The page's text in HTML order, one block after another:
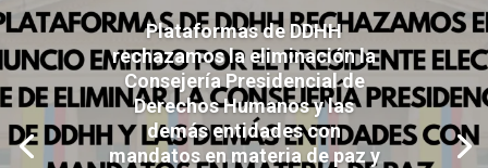
Plataformas de DDHH
rechazamos la eliminación la
Consejería Presidencial de
Derechos Humanos y las
demás entidades con
mandatos en materia de paz y